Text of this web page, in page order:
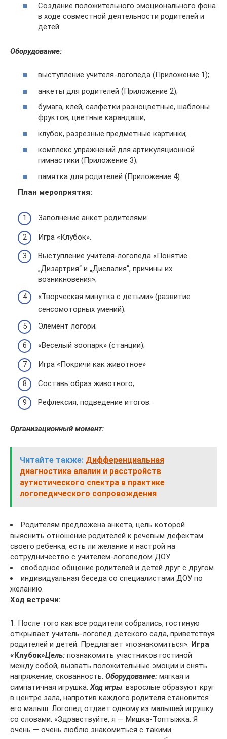
Создание положительного эмоционального фона
в ходе совместной деятельности родителей и
детей.
Оборудование:
выступление учителя-логопеда (Приложение 1);
анкеты для родителей (Приложение 2);
бумага, клей, салфетки разноцветные, шаблоны
фруктов, цветные карандаши;
клубок, разрезные предметные картинки;
комплекс упражнений для артикуляционной
гимнастики (Приложение 3);
памятка для родителей (Приложение 4).
План мероприятия:
Заполнение анкет родителями.
Игра «Клубок».
Выступление учителя-логопеда «Понятие
„Дизартрия“ и „Дислалия“, причины их
возникновения»;
«Творческая минутка с детьми» (развитие
сенсомоторных умений);
Элемент логори;
«Веселый зоопарк» (станции);
Игра «Покричи как животное»
Составь образ животного;
Рефлексия, подведение итогов.
Организационный момент:
Читайте также: Дифференциальная
диагностика алалии и расстройств
аутистического спектра в практике
логопедического сопровождения
Родителям предложена анкета, цель которой
выяснить отношение родителей к речевым дефектам
своего ребенка, есть ли желание и настрой на
сотрудничество с учителем-логопедом ДОУ.
свободное общение родителей и детей друг с другом.
индивидуальная беседа со специалистами ДОУ по
желанию.
Ход встречи:
1. После того как все родители собрались, гостиную
открывает учитель-логопед детского сада, приветствуя
родителей и детей. Предлагает «познакомиться»: Игра
«Клубок»Цель: познакомить участников гостиной
между собой, вызвать положительные эмоции и снять
напряжение, скованность. Оборудование: мягкая и
симпатичная игрушка.Ход игры: взрослые образуют круг
в центре зала, напротив каждого родителя становится
его малыш. Логопед отдает одному из малышей игрушку
со словами: «Здравствуйте, я — Мишка-Топтыжка. Я
очень — очень люблю знакомиться с такими